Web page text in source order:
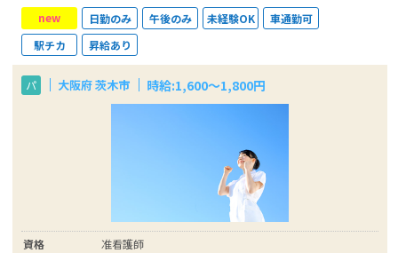
new 日勤のみ 午後のみ 未経験OK
車通勤可
駅チカ
昇給あり
パ 大阪府 茨木市 時給:1,600〜1,800円
資格
准看護師